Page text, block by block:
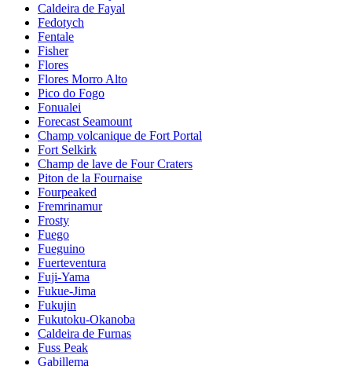
Caldeira de Fayal
Fedotych
Fentale
Fisher
Flores
Flores Morro Alto
Pico do Fogo
Fonualei
Forecast Seamount
Champ volcanique de Fort Portal
Fort Selkirk
Champ de lave de Four Craters
Piton de la Fournaise
Fourpeaked
Fremrinamur
Frosty
Fuego
Fueguino
Fuerteventura
Fuji-Yama
Fukue-Jima
Fukujin
Fukutoku-Okanoba
Caldeira de Furnas
Fuss Peak
Gabillema